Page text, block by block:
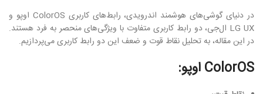
در دنیای گوشی‌های هوشمند اندرویدی، رابط‌های کاربری ColorOS اوپو و
LG UX ال‌جی، دو رابط کاربری متفاوت با ویژگی‌های منحصر به فرد هستند.
در این مقاله، به تحلیل نقاط قوت و ضعف این دو رابط کاربری می‌پردازیم.
ColorOS اوپو: